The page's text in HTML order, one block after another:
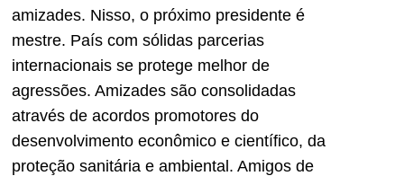
amizades. Nisso, o próximo presidente é
mestre. País com sólidas parcerias
internacionais se protege melhor de
agressões. Amizades são consolidadas
através de acordos promotores do
desenvolvimento econômico e científico, da
proteção sanitária e ambiental. Amigos de